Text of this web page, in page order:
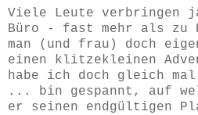
Viele Leute verbringen
Büro - fast mehr als zu
man (und frau) doch
einen klitzekleinen
habe ich doch gleich
... bin gespannt, auf
er seinen endgültigen